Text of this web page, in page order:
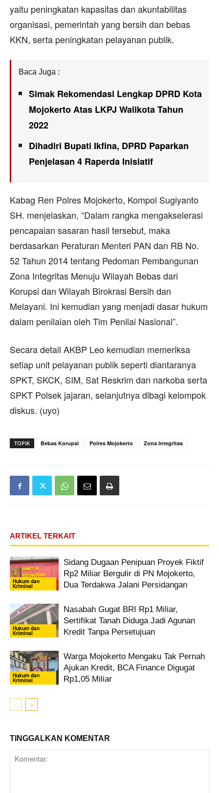
yaitu peningkatan kapasitas dan akuntabilitas
organisasi, pemerintah yang bersih dan bebas
KKN, serta peningkatan pelayanan publik.
Baca Juga :
Simak Rekomendasi Lengkap DPRD Kota
Mojokerto Atas LKPJ Walikota Tahun
2022
Dihadiri Bupati Ikfina, DPRD Paparkan
Penjelasan 4 Raperda Inisiatif
Kabag Ren Polres Mojokerto, Kompol Sugiyanto
SH. menjelaskan, “Dalam rangka mengakselerasi
pencapaian sasaran hasil tersebut, maka
berdasarkan Peraturan Menteri PAN dan RB No.
52 Tahun 2014 tentang Pedoman Pembangunan
Zona Integritas Menuju Wilayah Bebas dari
Korupsi dan Wilayah Birokrasi Bersih dan
Melayani. Ini kemudian yang menjadi dasar hukum
dalam penilaian oleh Tim Penilai Nasional”.
Secara detail AKBP Leo kemudian memeriksa
setiap unit pelayanan publik seperti diantaranya
SPKT, SKCK, SIM, Sat Reskrim dan narkoba serta
SPKT Polsek jajaran, selanjutnya dibagi kelompok
diskus. (uyo)
TOPIK Bebas Korupsi Polres Mojokerto Zona Integritas
ARTIKEL TERKAIT
Hukum dan
Kriminal
Sidang Dugaan Penipuan Proyek Fiktif
Rp2 Miliar Bergulir di PN Mojokerto,
Dua Terdakwa Jalani Persidangan
Hukum dan
Kriminal
Nasabah Gugat BRI Rp1 Miliar,
Sertifikat Tanah Diduga Jadi Agunan
Kredit Tanpa Persetujuan
Hukum dan
Kriminal
Warga Mojokerto Mengaku Tak Pernah
Ajukan Kredit, BCA Finance Digugat
Rp1,05 Miliar
TINGGALKAN KOMENTAR